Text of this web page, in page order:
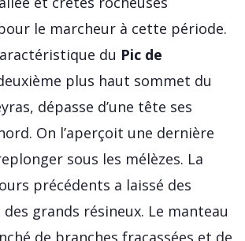
le marcheur à cette période.
du Pic de
plus haut sommet du
dépasse d’une tête ses
On l’aperçoit une dernière
sous les mélèzes. La
précédents a laissé des
grands résineux. Le manteau